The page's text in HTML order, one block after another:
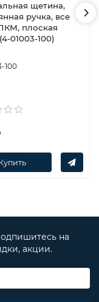
щетина,
ручка, все
плоская
01003-100)
100
на
акции.